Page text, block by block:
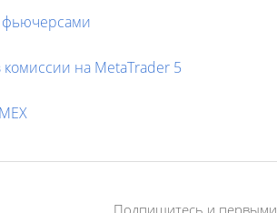
фьючерсами
на MetaTrader 5
Подпишитесь и первыми